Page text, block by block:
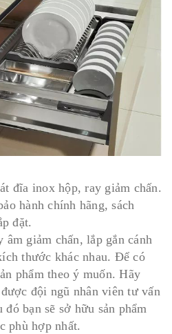
đĩa inox hộp, ray giảm chấn.
hành chính hãng, sách
đặt.
giảm chấn, lắp gắn cánh
thước khác nhau. Để có
phẩm theo ý muốn. Hãy
đội ngũ nhân viên tư vấn
bạn sẽ sở hữu sản phẩm
phù hợp nhất.